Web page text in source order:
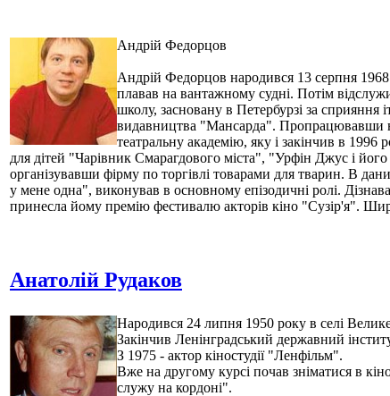
Андрій Федорцов
Андрій Федорцов народився 13 серпня
плавав на вантажному судні. Потім
школу, засновану в Петербурзі за
видавництва "Мансарда". Пропрацювавши
театральну академію, яку і закінчив в
для дітей "Чарівник Смарагдового міста", "Урфін Джус і
організувавши фірму по торгівлі товарами для тварин. В
у мене одна", виконував в основному епізодичні ролі.
принесла йому премію фестивалю акторів кіно "Сузір'я".
Анатолій Рудаков
Народився 24 липня 1950 року в селі Велике
Закінчив Ленінградський державний
З 1975 - актор кіностудії "Ленфільм".
Вже на другому курсі почав зніматися в
служу на кордоні".